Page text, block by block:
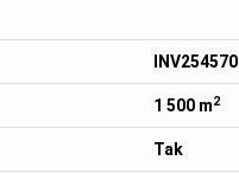
INV254570
1 500 m2
Tak